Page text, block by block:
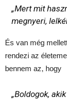
„Mert mit
megnyeri,
És van még
rendezi az
bennem az, hogy
„Boldogok,